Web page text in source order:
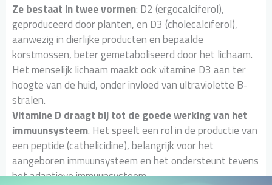
Ze bestaat in twee vormen: D2 (ergocalciferol),
geproduceerd door planten, en D3 (cholecalciferol),
aanwezig in dierlijke producten en bepaalde
korstmossen, beter gemetaboliseerd door het lichaam.
Het menselijk lichaam maakt ook vitamine D3 aan ter
hoogte van de huid, onder invloed van ultraviolette B-
stralen.
Vitamine D draagt bij tot de goede werking van het
immuunsysteem. Het speelt een rol in de productie van
een peptide (cathelicidine), belangrijk voor het
aangeboren immuunsysteem en het ondersteunt tevens
het adaptieve immuunsysteem.